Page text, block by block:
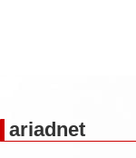
ariadnet